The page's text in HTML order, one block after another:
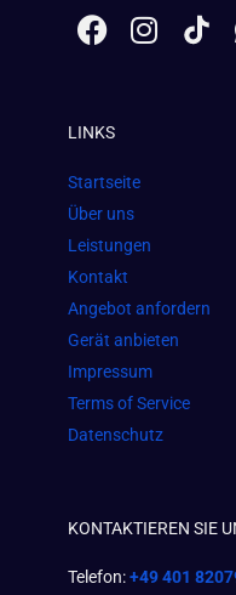
F
a
b
o
o
k
I
n
m
LINKS
Startseite
Über uns
Leistungen
Kontakt
Angebot anfordern
Gerät anbieten
Impressum
Terms of Service
Datenschutz
KONTAKTIEREN SIE
Telefon:+49 401